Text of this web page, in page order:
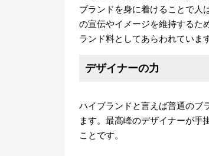
ブランドを身に着けることで人
の宣伝やイメージを維持するた
ランド料としてあらわれています
デザイナーの力
ハイブランドと言えば普通のブ
ます。最高峰のデザイナーが手
ことです。